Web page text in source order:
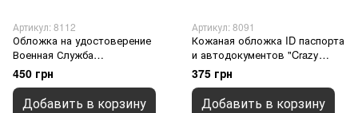
Артикул: 8112
Обложка на удостоверение
Военная Служба
Правопорядка из
натуральной кожи "Crazy
Hors", Черный
450 грн
Добавить в корзину
Артикул: 8091
Кожаная обложка ID паспорта
и автодокументов "Crazy
Hors", Зелёный
375 грн
Добавить в корзину